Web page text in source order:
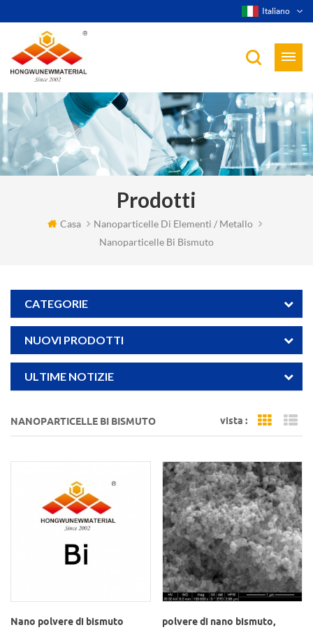
Italiano
Prodotti
Casa
Nanoparticelle Di Elementi / Metallo
Nanoparticelle Bi Bismuto
CATEGORIE
NUOVI PRODOTTI
ULTIME NOTIZIE
NANOPARTICELLE BI BISMUTO vista : Grid
Nano polvere di bismuto
polvere di nano bismuto,